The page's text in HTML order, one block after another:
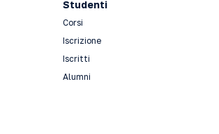
Studenti
Corsi
Iscrizione
Iscritti
Alumni